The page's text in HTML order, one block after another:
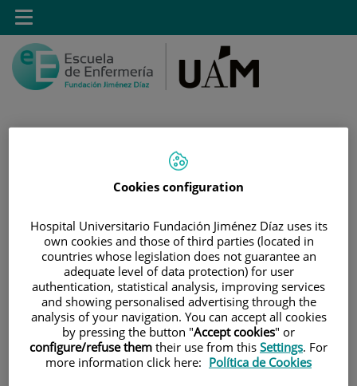
Saltar al contenido
Toggle
navigation
INICIO|SALA DE PRENSA|AGENDA DE EVENTOS
WORKSHOP FINE “PEDAGOGICAL INNOVATION IN
NURSING EDUCATION”
Workshop FINE
“PEDAGOGICAL
Cookies configuration
Hospital Universitario Fundación Jiménez Díaz uses its
own cookies and those of third parties (located in
countries whose legislation does not guarantee an
adequate level of data protection) for user
authentication, statistical analysis, improving services
and showing personalised advertising through the
analysis of your navigation. You can accept all cookies
by pressing the button "Accept cookies" or
configure/refuse them their use from this Settings. For
more information click here: Política de Cookies